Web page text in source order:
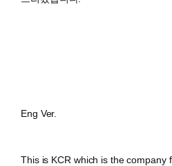
Eng Ver.
This is KCR which is the company